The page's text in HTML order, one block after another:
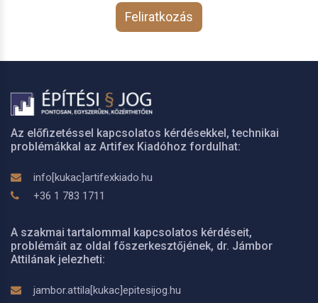
Feliratkozás
Az előfizetéssel kapcsolatos kérdésekkel, technikai
problémákkal az Artifex Kiadóhoz fordulhat:
info[kukac]artifexkiado.hu
+36 1 783 1711
A szakmai tartalommal kapcsolatos kérdéseit,
problémáit az oldal főszerkesztőjének, dr. Jámbor
Attilának jelezheti:
jambor.attila[kukac]epitesijog.hu